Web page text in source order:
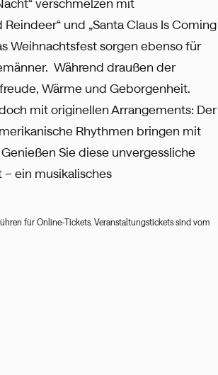
verschmelzen‬‭ mit
und „Santa Claus Is Coming
Weihnachtsfest sorgen ebenso für‬‬
Während draußen der
Wärme und Geborgenheit.
mit originellen‬‭ Arrangements: Der
Rhythmen bringen mit
Sie diese unvergessliche
– ein musikalisches
für Online-Tickets. Veranstaltungstickets sind vom